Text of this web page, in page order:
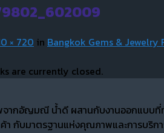
× 720 in Bangkok Gems & Jewelry
are currently closed.
จากอัญมณี น้ำดี ผสานกับงานออกแบบที่
ค้า กับมาตรฐานแห่งคุณภาพและการบ